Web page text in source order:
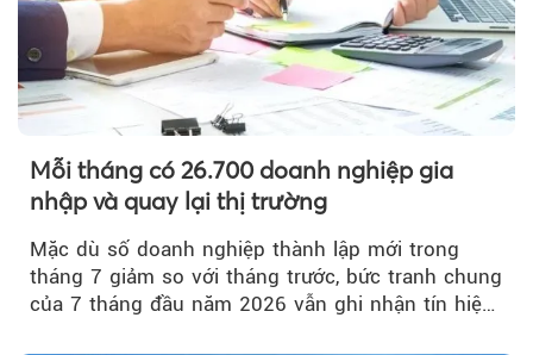
Mỗi tháng có 26.700 doanh nghiệp gia
nhập và quay lại thị trường
Mặc dù số doanh nghiệp thành lập mới trong
tháng 7 giảm so với tháng trước, bức tranh chung
của 7 tháng đầu năm 2026 vẫn ghi nhận tín hiệu